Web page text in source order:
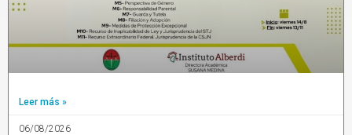
Leer más »
06/08/2026